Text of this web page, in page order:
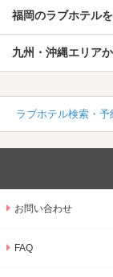
福岡のラブホテル
九州・沖縄エリア
ラブホテル検索・
お問い合わせ
FAQ